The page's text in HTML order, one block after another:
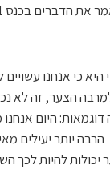
כי אנחנו
הצער, זה לא
היום
הרבה יותר יעילים
יכולות להיות לכך